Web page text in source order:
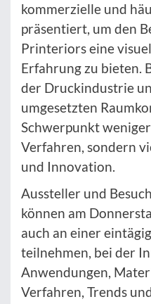
kommerzielle und
präsentiert, um den
Printeriors eine
Erfahrung zu bieten.
der Druckindustrie
umgesetzten
Schwerpunkt
Verfahren, sondern
und Innovation.
Aussteller und
können am
auch an einer
teilnehmen, bei der
Anwendungen,
Verfahren, Trends